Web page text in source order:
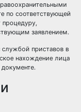
по соответствующей
заявлением.
приставов в
нахождение лица